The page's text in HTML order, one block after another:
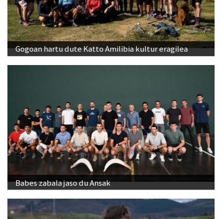
Gogoan hartu dute Katto Amilibia kultur eragilea
Babes zabala jaso du Ansak